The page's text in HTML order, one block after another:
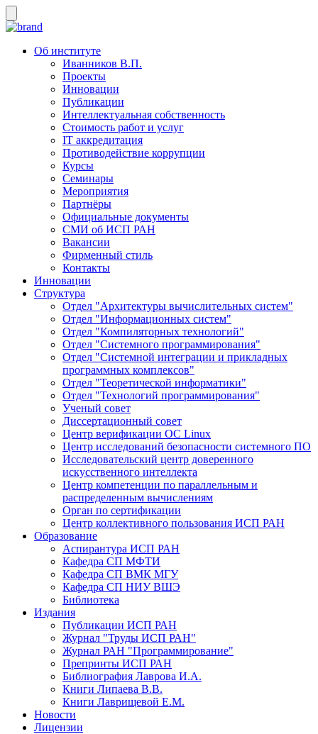
Об институте
Иванников В.П.
Проекты
Инновации
Публикации
Интеллектуальная собственность
Стоимость работ и услуг
IT аккредитация
Противодействие коррупции
Курсы
Семинары
Мероприятия
Партнёры
Официальные документы
СМИ об ИСП РАН
Вакансии
Фирменный стиль
Контакты
Инновации
Структура
Отдел "Архитектуры вычислительных систем"
Отдел "Информационных систем"
Отдел "Компиляторных технологий"
Отдел "Системного программирования"
Отдел "Системной интеграции и прикладных
программных комплексов"
Отдел "Теоретической информатики"
Отдел "Технологий программирования"
Ученый совет
Диссертационный совет
Центр верификации ОС Linux
Центр исследований безопасности системного ПО
Исследовательский центр доверенного
искусственного интеллекта
Центр компетенции по параллельным и
распределенным вычислениям
Орган по сертификации
Центр коллективного пользования ИСП РАН
Образование
Аспирантура ИСП РАН
Кафедра СП МФТИ
Кафедра СП ВМК МГУ
Кафедра СП НИУ ВШЭ
Библиотека
Издания
Публикации ИСП РАН
Журнал "Труды ИСП РАН"
Журнал РАН "Программирование"
Препринты ИСП РАН
Библиография Лаврова И.А.
Книги Липаева В.В.
Книги Лаврищевой Е.М.
Новости
Лицензии